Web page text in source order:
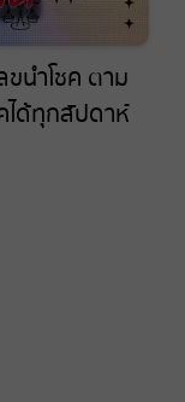
นำโชค ตาม
ได้ทุกสัปดาห์